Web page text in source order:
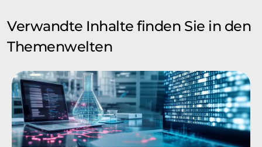
Verwandte Inhalte finden Sie in den
Themenwelten